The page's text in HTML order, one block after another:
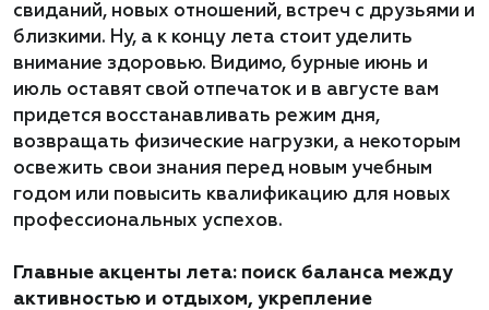
свиданий, новых отношений, встреч с друзьями и
близкими. Ну, а к концу лета стоит уделить
внимание здоровью. Видимо, бурные июнь и
июль оставят свой отпечаток и в августе вам
придется восстанавливать режим дня,
возвращать физические нагрузки, а некоторым
освежить свои знания перед новым учебным
годом или повысить квалификацию для новых
профессиональных успехов.
Главные акценты лета: поиск баланса между
активностью и отдыхом, укрепление